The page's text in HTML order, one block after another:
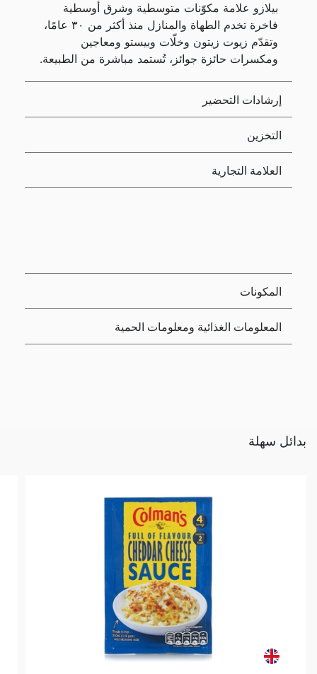
بيلازو علامة مكوّنات متوسطية وشرق أوسطية
فاخرة تخدم الطهاة والمنازل منذ أكثر من ٣٠ عامًا،
وتقدّم زيوت زيتون وخلّات وبيستو ومعاجين
ومكسرات حائزة جوائز، تُستمد مباشرة من الطبيعة.
إرشادات التحضير
التخزين
العلامة التجارية
المكونات
المعلومات الغذائية ومعلومات الحمية
بدائل سهلة